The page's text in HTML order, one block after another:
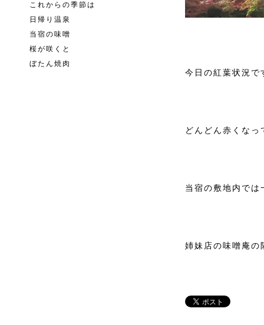
これからの季節は
日帰り温泉
当宿の味噌
桜が咲くと
ぼたん焼肉
今日の紅葉状況で
どんどん赤くなっ
当宿の敷地内で
姉妹店の味噌庵の